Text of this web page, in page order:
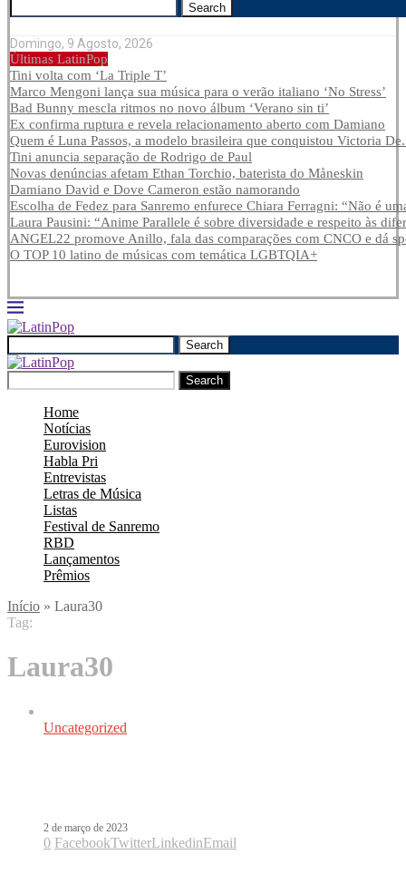
Search
Domingo, 9 Agosto, 2026
Últimas LatinPop
Tini volta com ‘La Triple T’
Marco Mengoni lança sua música para o verão italiano ‘No Stress’
Bad Bunny mescla ritmos no novo álbum ‘Verano sin ti’
Ex confirma ruptura e revela relacionamento aberto com Damiano
Quem é Luna Passos, a modelo brasileira que conquistou Victoria
Tini anuncia separação de Rodrigo de Paul
Novas denúncias afetam Ethan Torchio, baterista do Måneskin
Damiano David e Dove Cameron estão namorando
Escolha de Fedez para Sanremo enfurece Chiara Ferragni: “Não é
Laura Pausini: “Anime Parallele é sobre diversidade e respeito às
ANGEL22 promove Anillo, fala das comparações com CNCO e dá
O TOP 10 latino de músicas com temática LGBTQIA+
Search
Search
Home
Notícias
Eurovision
Habla Pri
Entrevistas
Letras de Música
Listas
Festival de Sanremo
RBD
Lançamentos
Prêmios
Início » Laura30
Tag:
Laura30
Uncategorized
2 de março de 2023
0 FacebookTwitterLinkedinEmail